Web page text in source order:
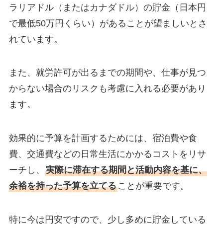
ラリアドル（またはカナダドル）の貯金（日本円
で最低50万円くらい）があることが望ましいとさ
れています。
また、就労許可が出るまでの期間や、仕事が見つ
からない場合のリスクも考慮に入れる必要があり
ます。
効果的に予算を計画するためには、宿泊費や食
費、交通費などの日常生活にかかるコストをリサ
ーチし、 実際に滞在する期間と活動内容を基に、
余裕を持った予算を立てることが重要です。
特に今は円安ですので、少し多めに貯金している